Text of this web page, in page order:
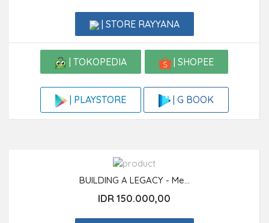
| STORE RAYYANA
| TOKOPEDIA | SHOPEE
| PLAYSTORE | G BOOK
BUILDING A LEGACY - Me...
IDR 150.000,00